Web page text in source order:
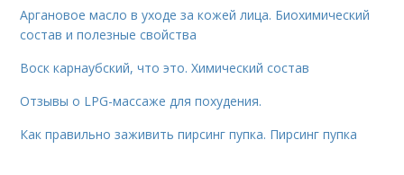
Аргановое масло в уходе за кожей лица. Биохимический
состав и полезные свойства
Воск карнаубский, что это. Химический состав
Отзывы о LPG-массаже для похудения.
Как правильно заживить пирсинг пупка. Пирсинг пупка